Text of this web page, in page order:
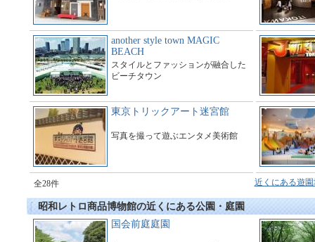
another style town MAGIC
BEACH
スタイルとファッションが融合した
ビーチタウン
東京トリックアート迷宮館
写真を撮って遊ぶエンタメ美術館
全28件 近くにある遊
昭和レトロ商品博物館の近くにある公園・庭園
国会前庭庭園